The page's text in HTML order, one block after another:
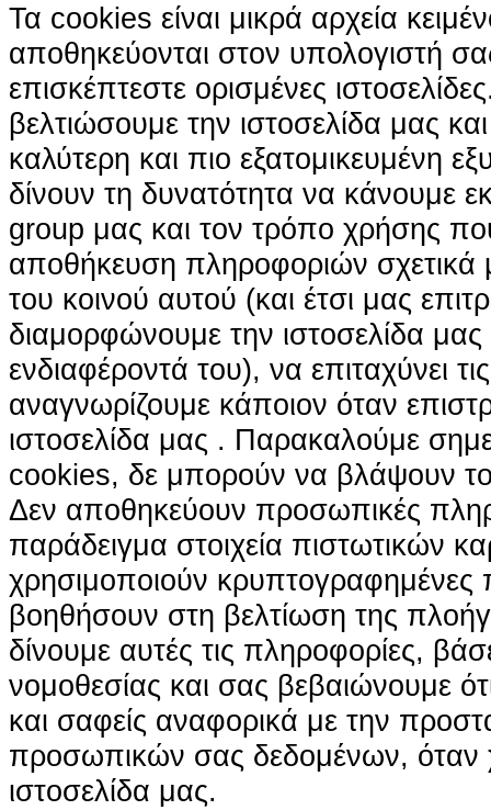
Τα cookies είναι μικρά αρχεία
αποθηκεύονται στον υπολογιστή
επισκέπτεστε ορισμένες
βελτιώσουμε την ιστοσελίδα μας
καλύτερη και πιο εξατομικευμένη
δίνουν τη δυνατότητα να κάνουμε
group μας και τον τρόπο χρήσης
αποθήκευση πληροφοριών σχετικά
του κοινού αυτού (και έτσι μας
διαμορφώνουμε την ιστοσελίδα
ενδιαφέροντά του), να επιταχύνει
αναγνωρίζουμε κάποιον όταν
ιστοσελίδα μας . Παρακαλούμε
cookies, δε μπορούν να βλάψουν
Δεν αποθηκεύουν προσωπικές
παράδειγμα στοιχεία πιστωτικών
χρησιμοποιούν κρυπτογραφημένες
βοηθήσουν στη βελτίωση της
δίνουμε αυτές τις πληροφορίες,
νομοθεσίας και σας βεβαιώνουμε ότι
και σαφείς αναφορικά με την
προσωπικών σας δεδομένων, όταν
ιστοσελίδα μας.